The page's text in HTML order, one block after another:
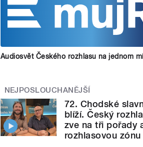
Audiosvět Českého rozhlasu na jednom
NEJPOSLOUCHANĚJŠÍ
72. Chodské
blíží. Český
zve na tři pořady
rozhlasovou zónu